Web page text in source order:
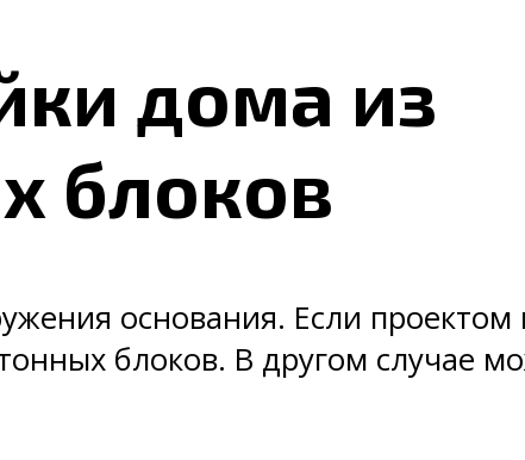
дома из
блоков
основания. Если проектом
блоков. В другом случае